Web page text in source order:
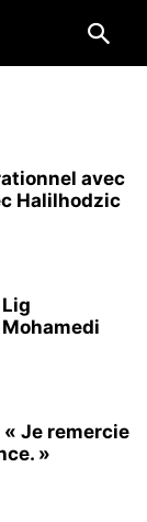
avec
Halilhodzic
Je remercie
»